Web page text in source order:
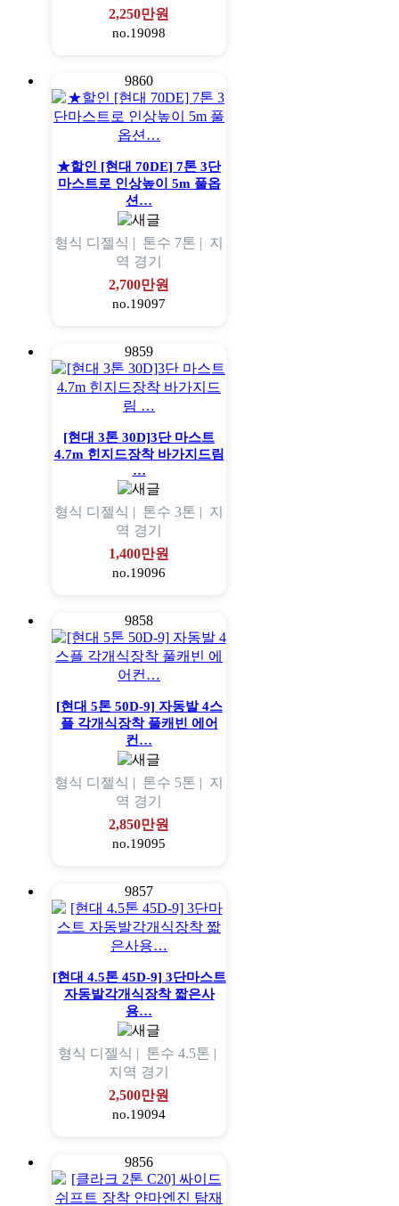
2,250만원
no.19098
9860
★할인 [현대 70DE] 7톤 3단
마스트로 인상높이 5m 풀옵
션…
형식 디젤식 | 톤수 7톤 | 지
역 경기
2,700만원
no.19097
9859
[현대 3톤 30D]3단 마스트
4.7m 힌지드장착 바가지드림
…
형식 디젤식 | 톤수 3톤 | 지
역 경기
1,400만원
no.19096
9858
[현대 5톤 50D-9] 자동발 4스
플 각개식장착 풀캐빈 에어
컨…
형식 디젤식 | 톤수 5톤 | 지
역 경기
2,850만원
no.19095
9857
[현대 4.5톤 45D-9] 3단마스트
자동발각개식장착 짧은사
용…
형식 디젤식 | 톤수 4.5톤 |
지역 경기
2,500만원
no.19094
9856